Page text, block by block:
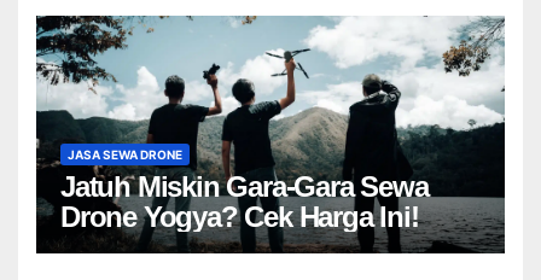
JASA SEWA DRONE
Jatuh Miskin Gara-Gara Sewa
Drone Yogya? Cek Harga Ini!